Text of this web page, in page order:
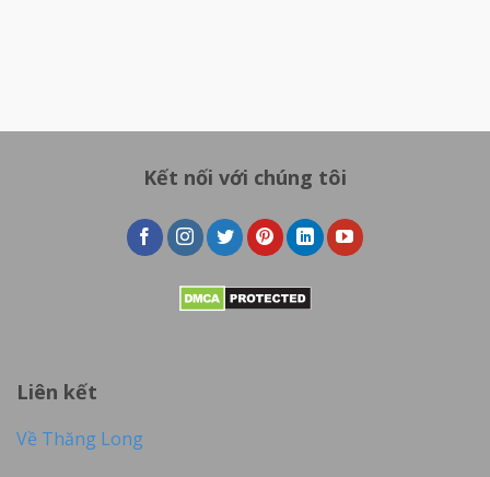
Kết nối với chúng tôi
Liên kết
Về Thăng Long